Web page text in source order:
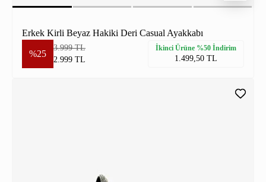
Erkek Kirli Beyaz Hakiki Deri Casual Ayakkabı
%25
3.999 TL
2.999 TL
İkinci Ürüne %50 İndirim
1.499,50 TL